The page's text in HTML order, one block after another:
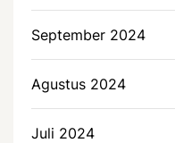
September 2024
Agustus 2024
Juli 2024